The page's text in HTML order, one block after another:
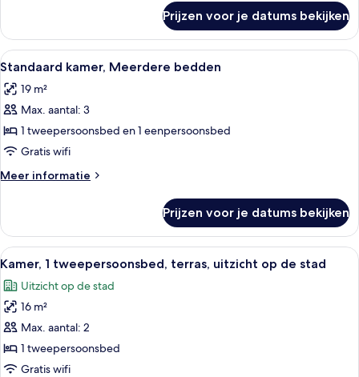
kamer,
eenpersoonsbedden
Prijzen voor je datums bekijken
Alle
foto's
voor
Standaard
kamer,
Meerdere
bedden
laden
Standaard kamer, Meerdere
7
Standaard kamer, Meerdere bedden
19 m²
Max. aantal: 3
1 tweepersoonsbed en 1 eenpersoonsbed
Gratis wifi
Meer informatie
Meer
kamer,
Meerdere
bedden
Prijzen voor je datums bekijken
Alle
foto's
voor
Kamer,
1
tweepersoonsbed,
terras,
Een hotelkamer met een bed, een
7
Kamer, 1 tweepersoonsbed, terras, uitzicht op de stad
Uitzicht op de stad
16 m²
Max. aantal: 2
1 tweepersoonsbed
Gratis wifi